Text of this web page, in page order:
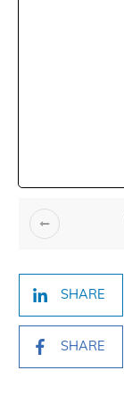
SHARE
SHARE